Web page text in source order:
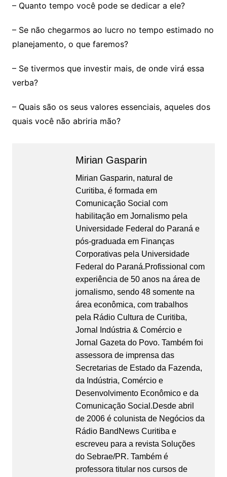
– Quanto tempo você pode se dedicar a ele?
– Se não chegarmos ao lucro no tempo estimado no
planejamento, o que faremos?
– Se tivermos que investir mais, de onde virá essa
verba?
– Quais são os seus valores essenciais, aqueles dos
quais você não abriria mão?
Mirian Gasparin
Mirian Gasparin, natural de
Curitiba, é formada em
Comunicação Social com
habilitação em Jornalismo pela
Universidade Federal do Paraná e
pós-graduada em Finanças
Corporativas pela Universidade
Federal do Paraná.Profissional com
experiência de 50 anos na área de
jornalismo, sendo 48 somente na
área econômica, com trabalhos
pela Rádio Cultura de Curitiba,
Jornal Indústria & Comércio e
Jornal Gazeta do Povo. Também foi
assessora de imprensa das
Secretarias de Estado da Fazenda,
da Indústria, Comércio e
Desenvolvimento Econômico e da
Comunicação Social.Desde abril
de 2006 é colunista de Negócios da
Rádio BandNews Curitiba e
escreveu para a revista Soluções
do Sebrae/PR. Também é
professora titular nos cursos de